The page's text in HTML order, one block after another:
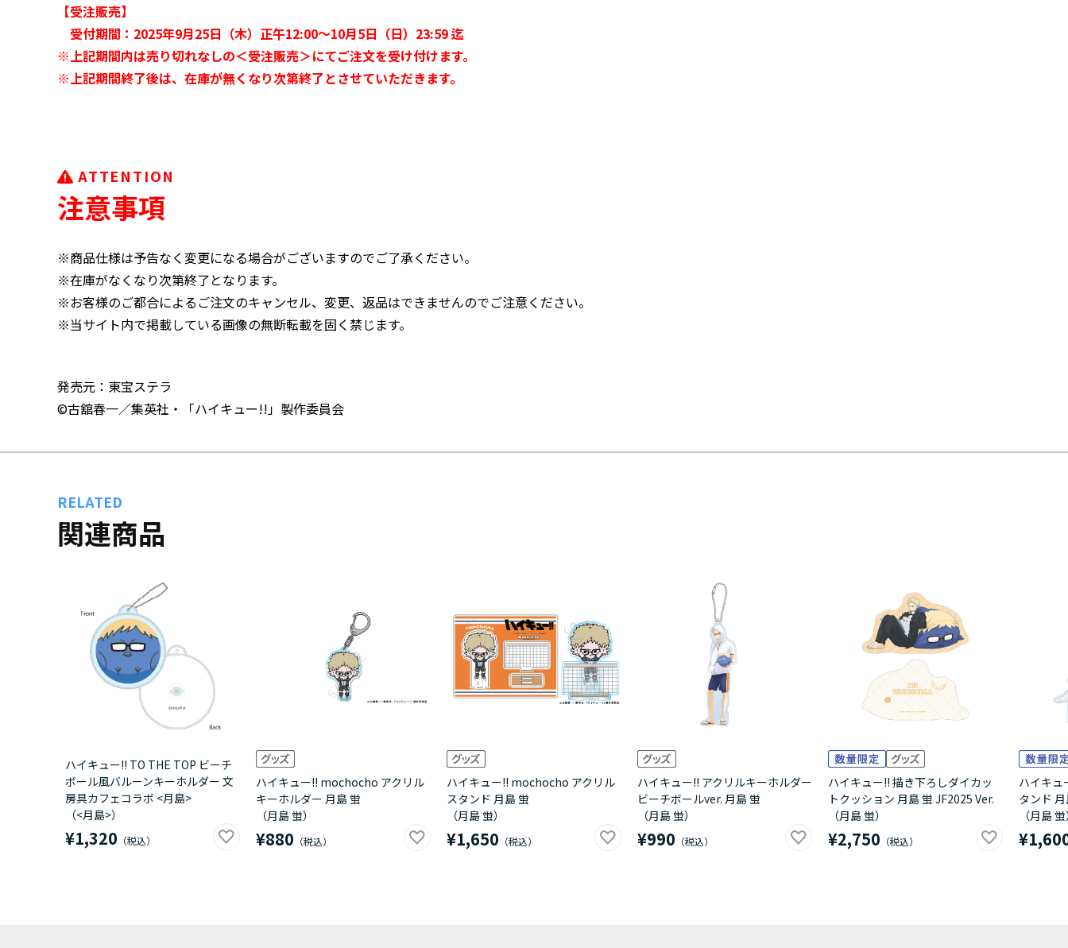
【受注販売】
受付期間：2025年9月25日（木）正午12:00～10月5日（日）23:59 迄
※上記期間内は売り切れなしの＜受注販売＞にてご注文を受け付けます。
※上記期間終了後は、在庫が無くなり次第終了とさせていただきます。
ATTENTION
注意事項
※商品仕様は予告なく変更になる場合がございますのでご了承ください。
※在庫がなくなり次第終了となります。
※お客様のご都合によるご注文のキャンセル、変更、返品はできませんのでご注意ください。
※当サイト内で掲載している画像の無断転載を固く禁じます。
発売元：東宝ステラ
©古舘春一／集英社・「ハイキュー!!」製作委員会
RELATED
関連商品
ハイキュー!! TO THE TOP ビーチ
ボール風バルーンキーホルダー 文
房具カフェコラボ <月島>
（<月島>）
¥1,320
ハイキュー!! mochocho アクリル
キーホルダー 月島 蛍
（月島 蛍）
¥880
ハイキュー!! mochocho アクリル
スタンド 月島 蛍
（月島 蛍）
¥1,650
ハイキュー!! アクリルキーホルダー
ビーチボールver. 月島 蛍
（月島 蛍）
¥990
ハイキュー!! 描き下ろしダイカッ
トクッション 月島 蛍 JF2025 Ver.
（月島 蛍）
¥2,750
ハイキュ
タンド
（月島